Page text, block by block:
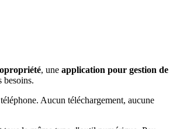
, une application pour gestion de
Aucun téléchargement, aucune